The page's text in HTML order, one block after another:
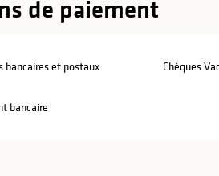
de paiement
bancaires et postaux Chèques
bancaire